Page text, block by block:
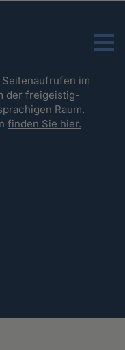
Menu
im
der freigeistig-
Raum.
finden Sie hier.